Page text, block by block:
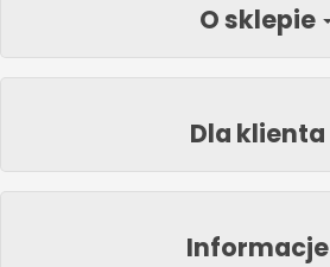
O sklepie
Dla klienta
Informacje